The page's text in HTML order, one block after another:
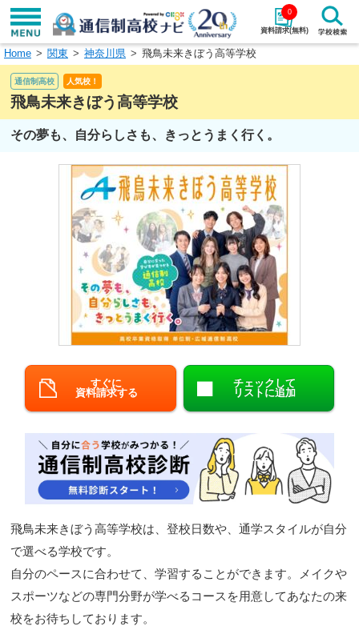
資料請求(無料)
0
学校名で探す
エリアから探す 特徴から探す
エリアを選択して探す
北海道・東北
北陸・甲信越
中国
九州・沖縄
閉じる
Home 関東 神奈川県 飛鳥未来きぼう高等学校
通信制高校 人気校！
飛鳥未来きぼう高等学校
その夢も、自分らしさも、きっとうまく行く。
すぐに
資料請求する
チェックして
リストに追加
飛鳥未来きぼう高等学校は、登校日数や、通学スタイルが自分
で選べる学校です。
自分のペースに合わせて、学習することができます。メイクや
スポーツなどの専門分野が学べるコースを用意してあなたの来
校をお待ちしております。